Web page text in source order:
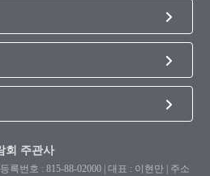
회 주관사
록번호 : 815-88-02000 | 대표 : 이현만 | 주소